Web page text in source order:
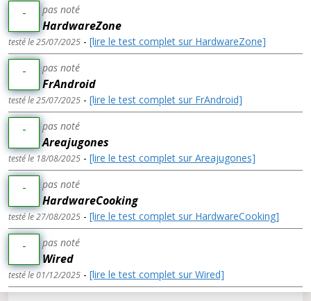
- pas noté
HardwareZone
testé le 25/07/2025 - [lire le test complet sur HardwareZone]
- pas noté
FrAndroid
testé le 25/07/2025 - [lire le test complet sur FrAndroid]
- pas noté
Areajugones
testé le 18/08/2025 - [lire le test complet sur Areajugones]
- pas noté
HardwareCooking
testé le 27/08/2025 - [lire le test complet sur HardwareCooking]
- pas noté
Wired
testé le 01/12/2025 - [lire le test complet sur Wired]